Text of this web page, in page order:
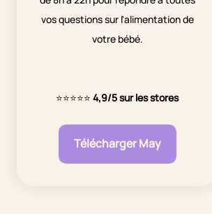
vos questions sur l'alimentation de
votre bébé.
⭐⭐⭐⭐⭐ 4,9/5 sur les stores
Télécharger May